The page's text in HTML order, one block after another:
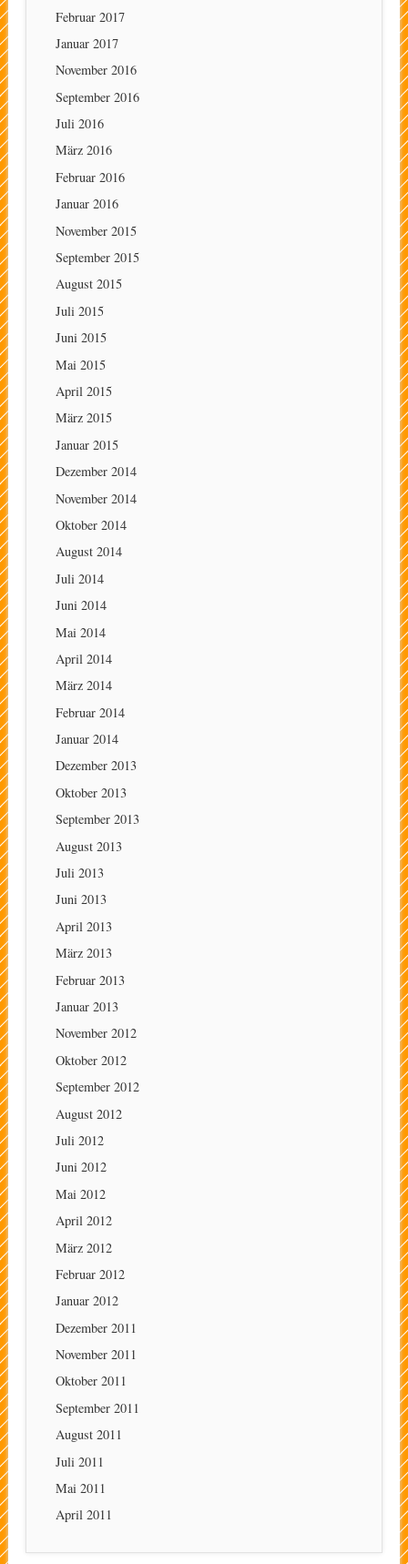
Februar 2017
Januar 2017
November 2016
September 2016
Juli 2016
März 2016
Februar 2016
Januar 2016
November 2015
September 2015
August 2015
Juli 2015
Juni 2015
Mai 2015
April 2015
März 2015
Januar 2015
Dezember 2014
November 2014
Oktober 2014
August 2014
Juli 2014
Juni 2014
Mai 2014
April 2014
März 2014
Februar 2014
Januar 2014
Dezember 2013
Oktober 2013
September 2013
August 2013
Juli 2013
Juni 2013
April 2013
März 2013
Februar 2013
Januar 2013
November 2012
Oktober 2012
September 2012
August 2012
Juli 2012
Juni 2012
Mai 2012
April 2012
März 2012
Februar 2012
Januar 2012
Dezember 2011
November 2011
Oktober 2011
September 2011
August 2011
Juli 2011
Mai 2011
April 2011